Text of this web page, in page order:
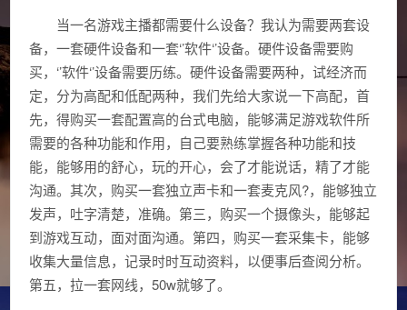
当一名游戏主播都需要什么设备？我认为需要两套设
备，一套硬件设备和一套‘’软件‘’设备。硬件设备需要购
买，‘’软件‘’设备需要历练。硬件设备需要两种，试经济而
定，分为高配和低配两种，我们先给大家说一下高配，首
先，得购买一套配置高的台式电脑，能够满足游戏软件所
需要的各种功能和作用，自己要熟练掌握各种功能和技
能，能够用的舒心，玩的开心，会了才能说话，精了才能
沟通。其次，购买一套独立声卡和一套麦克风?，能够独立
发声，吐字清楚，准确。第三，购买一个摄像头，能够起
到游戏互动，面对面沟通。第四，购买一套采集卡，能够
收集大量信息，记录时时互动资料，以便事后查阅分析。
第五，拉一套网线，50w就够了。